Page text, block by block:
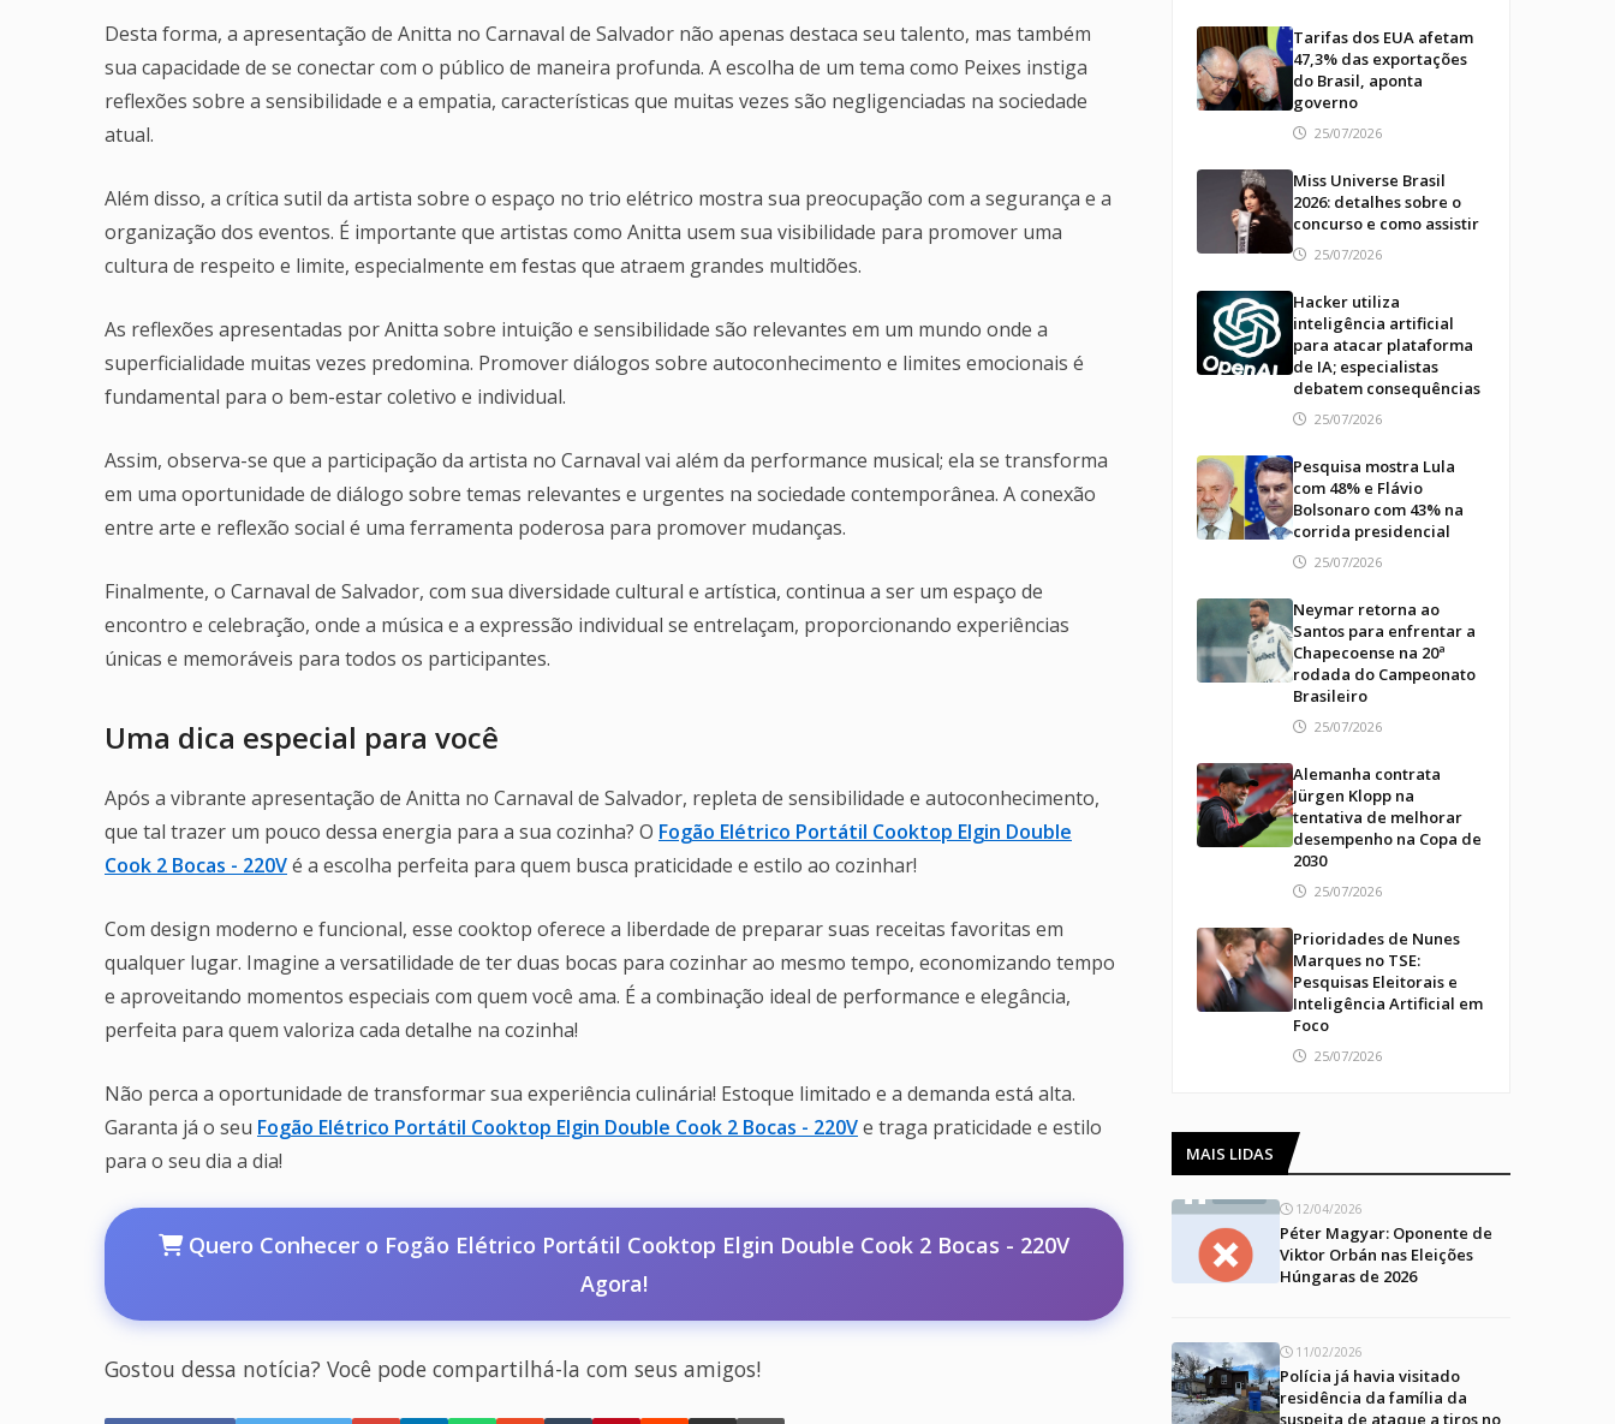
Desta forma, a apresentação de Anitta no Carnaval de Salvador não apenas destaca seu talento, mas também
sua capacidade de se conectar com o público de maneira profunda. A escolha de um tema como Peixes instiga
reflexões sobre a sensibilidade e a empatia, características que muitas vezes são negligenciadas na sociedade
atual.
Além disso, a crítica sutil da artista sobre o espaço no trio elétrico mostra sua preocupação com a segurança e a
organização dos eventos. É importante que artistas como Anitta usem sua visibilidade para promover uma
cultura de respeito e limite, especialmente em festas que atraem grandes multidões.
As reflexões apresentadas por Anitta sobre intuição e sensibilidade são relevantes em um mundo onde a
superficialidade muitas vezes predomina. Promover diálogos sobre autoconhecimento e limites emocionais é
fundamental para o bem-estar coletivo e individual.
Assim, observa-se que a participação da artista no Carnaval vai além da performance musical; ela se transforma
em uma oportunidade de diálogo sobre temas relevantes e urgentes na sociedade contemporânea. A conexão
entre arte e reflexão social é uma ferramenta poderosa para promover mudanças.
Finalmente, o Carnaval de Salvador, com sua diversidade cultural e artística, continua a ser um espaço de
encontro e celebração, onde a música e a expressão individual se entrelaçam, proporcionando experiências
únicas e memoráveis para todos os participantes.
Uma dica especial para você
Após a vibrante apresentação de Anitta no Carnaval de Salvador, repleta de sensibilidade e autoconhecimento,
que tal trazer um pouco dessa energia para a sua cozinha? O Fogão Elétrico Portátil Cooktop Elgin Double
Cook 2 Bocas - 220Vé a escolha perfeita para quem busca praticidade e estilo ao cozinhar!
Com design moderno e funcional, esse cooktop oferece a liberdade de preparar suas receitas favoritas em
qualquer lugar. Imagine a versatilidade de ter duas bocas para cozinhar ao mesmo tempo, economizando tempo
e aproveitando momentos especiais com quem você ama. É a combinação ideal de performance e elegância,
perfeita para quem valoriza cada detalhe na cozinha!
Não perca a oportunidade de transformar sua experiência culinária! Estoque limitado e a demanda está alta.
Garanta já o seu Fogão Elétrico Portátil Cooktop Elgin Double Cook 2 Bocas - 220Ve traga praticidade e estilo
para o seu dia a dia!
Quero Conhecer o Fogão Elétrico Portátil Cooktop Elgin Double Cook 2 Bocas - 220V
Agora!
Gostou dessa notícia? Você pode compartilhá-la com seus amigos!
Tarifas dos EUA afetam
47,3% das exportações
do Brasil, aponta
governo
25/07/2026
Miss Universe Brasil
2026: detalhes sobre o
concurso e como assistir
25/07/2026
Hacker utiliza
inteligência artificial
para atacar plataforma
de IA; especialistas
debatem consequências
25/07/2026
Pesquisa mostra Lula
com 48% e Flávio
Bolsonaro com 43% na
corrida presidencial
25/07/2026
Neymar retorna ao
Santos para enfrentar a
Chapecoense na 20ª
rodada do Campeonato
Brasileiro
25/07/2026
Alemanha contrata
Jürgen Klopp na
tentativa de melhorar
desempenho na Copa de
2030
25/07/2026
Prioridades de Nunes
Marques no TSE:
Pesquisas Eleitorais e
Inteligência Artificial em
Foco
25/07/2026
MAIS LIDAS
12/04/2026
Péter Magyar: Oponente de
Viktor Orbán nas Eleições
Húngaras de 2026
11/02/2026
Polícia já havia visitado
residência da família da
suspeita de ataque a tiros no